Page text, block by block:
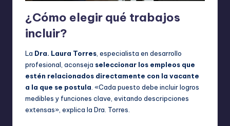
¿Cómo elegir qué trabajos
incluir?
La Dra. Laura Torres , especialista en desarrollo
profesional, aconseja seleccionar los empleos que
estén relacionados directamente con la vacante
a la que se postula . «Cada puesto debe incluir logros
medibles y funciones clave, evitando descripciones
extensas», explica la Dra. Torres.